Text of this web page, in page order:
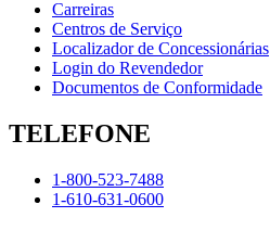
Carreiras
Centros de Serviço
Localizador de Concessionárias
Login do Revendedor
Documentos de Conformidade
TELEFONE
1-800-523-7488
1-610-631-0600